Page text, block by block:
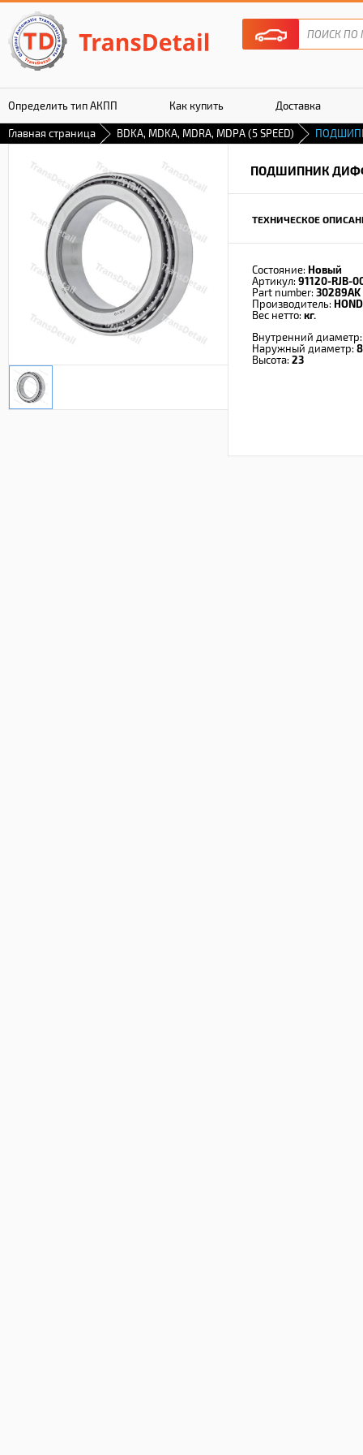
Определить тип АКПП Как купить Доставка
Гарантия
Главная страница BDKA, MDKA, MDRA, MDPA (5 SPEED)
ПОДШИПНИК
ТЕХНИЧЕСКОЕ
Состояние: Новый
Артикул: 91120-RJB-
Part number: 30289AK
Производитель:
Вес нетто: кг.
Внутренний
Наружный диаметр:
Высота: 23